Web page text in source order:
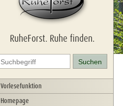
RuheForst. Ruhe finden.
Vorlesefunktion
Homepage